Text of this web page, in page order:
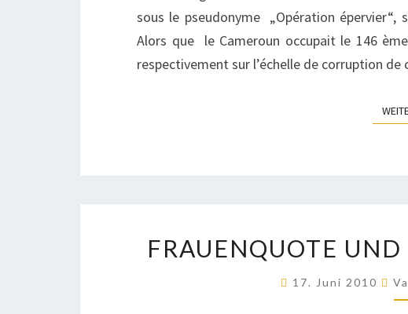
sous le pseudonyme „Opération
Alors que le Cameroun occupait le 146
respectivement sur l’échelle de corruption
FRAUENQUOTE UND
17. Juni 2010